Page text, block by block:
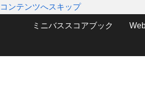
コンテンツへスキップ
ミニバススコアブック